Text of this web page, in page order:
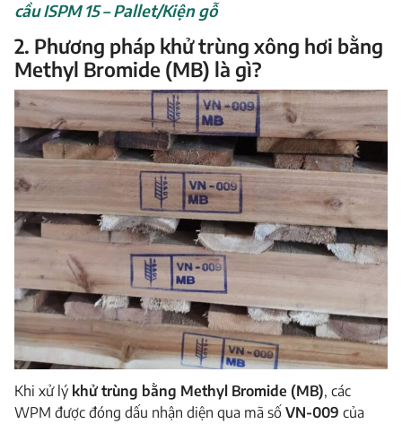
cầu ISPM 15 – Pallet/Kiện gỗ
2. Phương pháp khử trùng xông hơi bằng
Methyl Bromide (MB) là gì?
Khi xử lýkhử trùng bằng Methyl Bromide (MB), các
WPM được đóng dấu nhận diện qua mã số VN-009 của